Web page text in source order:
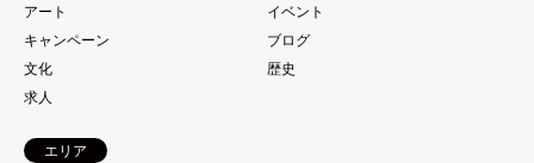
アート
イベント
キャンペーン
ブログ
文化
歴史
求人
エリア